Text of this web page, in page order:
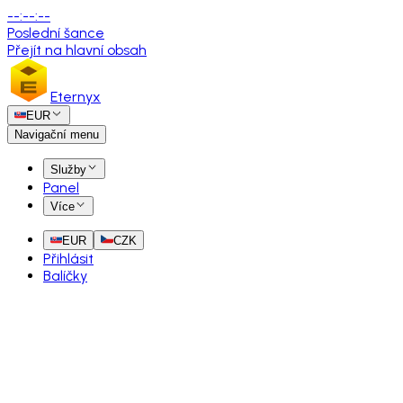
--:--:--
Poslední šance
Přejít na hlavní obsah
Eternyx
EUR
Navigační menu
Služby
Panel
Více
EUR CZK
Přihlásit
Balíčky